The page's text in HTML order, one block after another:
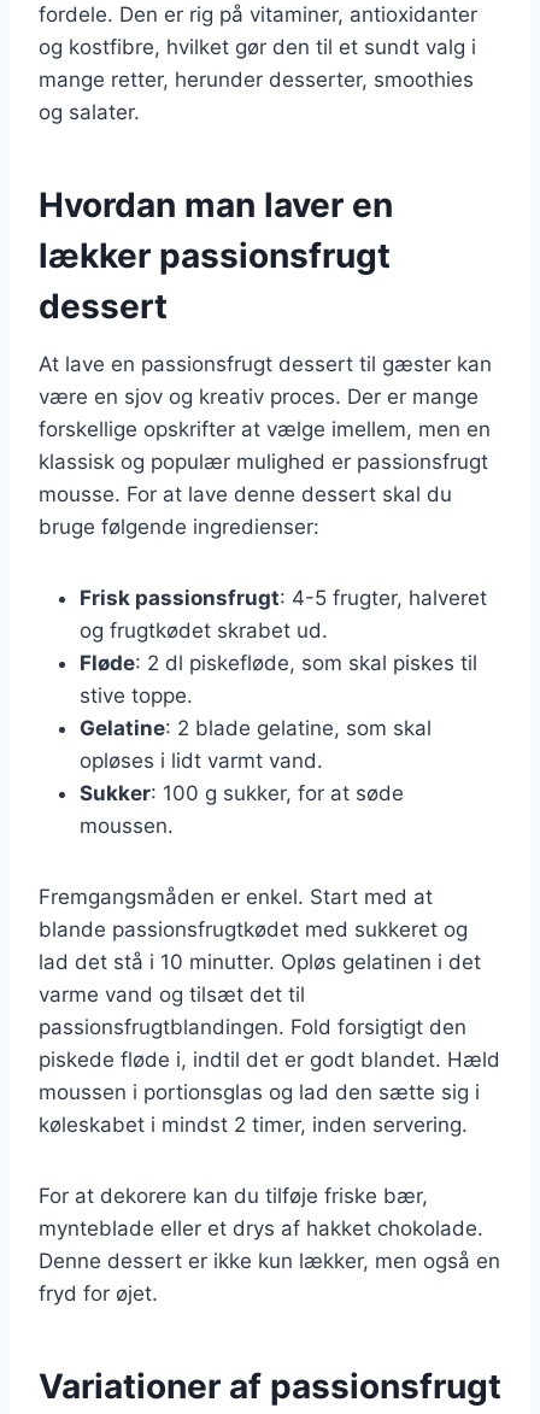
fordele. Den er rig på vitaminer, antioxidanter
og kostfibre, hvilket gør den til et sundt valg i
mange retter, herunder desserter, smoothies
og salater.
Hvordan man laver en
lækker passionsfrugt
dessert
At lave en passionsfrugt dessert til gæster kan
være en sjov og kreativ proces. Der er mange
forskellige opskrifter at vælge imellem, men en
klassisk og populær mulighed er passionsfrugt
mousse. For at lave denne dessert skal du
bruge følgende ingredienser:
Frisk passionsfrugt: 4-5 frugter, halveret
og frugtkødet skrabet ud.
Fløde: 2 dl piskefløde, som skal piskes til
stive toppe.
Gelatine: 2 blade gelatine, som skal
opløses i lidt varmt vand.
Sukker: 100 g sukker, for at søde
moussen.
Fremgangsmåden er enkel. Start med at
blande passionsfrugtkødet med sukkeret og
lad det stå i 10 minutter. Opløs gelatinen i det
varme vand og tilsæt det til
passionsfrugtblandingen. Fold forsigtigt den
piskede fløde i, indtil det er godt blandet. Hæld
moussen i portionsglas og lad den sætte sig i
køleskabet i mindst 2 timer, inden servering.
For at dekorere kan du tilføje friske bær,
mynteblade eller et drys af hakket chokolade.
Denne dessert er ikke kun lækker, men også en
fryd for øjet.
Variationer af passionsfrugt